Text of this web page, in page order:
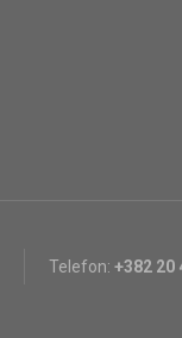
Telefon: +382 20